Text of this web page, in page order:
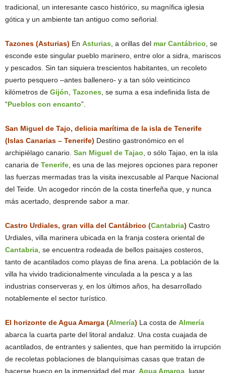
tradicional, un interesante casco histórico, su magnífica iglesia
gótica y un ambiente tan antiguo como señorial.
Tazones (Asturias) En Asturias, a orillas del mar Cantábrico, se
esconde este singular pueblo marinero, entre olor a sidra, mariscos
y pescados. Sin tan siquiera trescientos habitantes, un recoleto
puerto pesquero –antes ballenero- y a tan sólo veinticinco
kilómetros de Gijón, Tazones, se suma a esa indefinida lista de
“Pueblos con encanto”.
San Miguel de Tajo, delicia marítima de la isla de Tenerife
(Islas Canarias – Tenerife) Destino gastronómico en el
archipiélago canario. San Miguel de Tajao, o sólo Tajao, en la isla
canaria de Tenerife, es una de las mejores opciones para reponer
las fuerzas mermadas tras la visita inexcusable al Parque Nacional
del Teide. Un acogedor rincón de la costa tinerfeña que, y nunca
más acertado, desprende sabor a mar.
Castro Urdiales, gran villa del Cantábrico (Cantabria) Castro
Urdiales, villa marinera ubicada en la franja costera oriental de
Cantabria, se encuentra rodeada de bellos paisajes costeros,
tanto de acantilados como playas de fina arena. La población de la
villa ha vivido tradicionalmente vinculada a la pesca y a las
industrias conserveras y, en los últimos años, ha desarrollado
notablemente el sector turístico.
El horizonte de Agua Amarga (Almería) La costa de Almería
abarca la cuarta parte del litoral andaluz. Una costa cuajada de
acantilados, de entrantes y salientes, que han permitido la irrupción
de recoletas poblaciones de blanquísimas casas que tratan de
hacerse hueco en la inmensidad del mar. Agua Amarga, lugar